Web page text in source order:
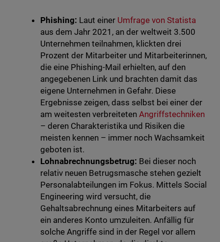
Phishing: Laut einer Umfrage von Statista
aus dem Jahr 2021, an der weltweit 3.500
Unternehmen teilnahmen, klickten drei
Prozent der Mitarbeiter und Mitarbeiterinnen,
die eine Phishing-Mail erhielten, auf den
angegebenen Link und brachten damit das
eigene Unternehmen in Gefahr. Diese
Ergebnisse zeigen, dass selbst bei einer der
am weitesten verbreiteten Angriffstechniken
– deren Charakteristika und Risiken die
meisten kennen – immer noch Wachsamkeit
geboten ist.
Lohnabrechnungsbetrug: Bei dieser noch
relativ neuen Betrugsmasche stehen gezielt
Personalabteilungen im Fokus. Mittels Social
Engineering wird versucht, die
Gehaltsabrechnung eines Mitarbeiters auf
ein anderes Konto umzuleiten. Anfällig für
solche Angriffe sind in der Regel vor allem